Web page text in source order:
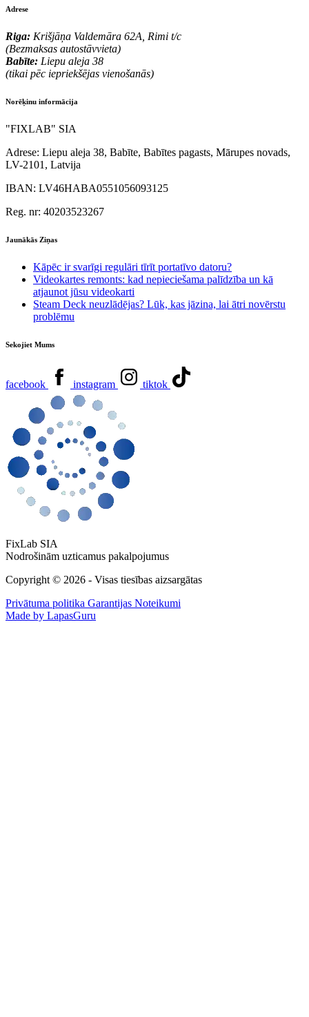
Adrese
Riga: Krišjāņa Valdemāra 62A, Rimi t/c
(Bezmaksas autostāvvieta)
Babīte: Liepu aleja 38
(tikai pēc iepriekšējas vienošanās)
Norēķinu informācija
"FIXLAB" SIA
Adrese: Liepu aleja 38, Babīte, Babītes pagasts, Mārupes novads,
LV-2101, Latvija
IBAN: LV46HABA0551056093125
Reg. nr: 40203523267
Jaunākās Ziņas
Kāpēc ir svarīgi regulāri tīrīt portatīvo datoru?
Videokartes remonts: kad nepieciešama palīdzība un kā
atjaunot jūsu videokarti
Steam Deck neuzlādējas? Lūk, kas jāzina, lai ātri novērstu
problēmu
Sekojiet Mums
facebook instagram tiktok
FixLab SIA
Nodrošinām uzticamus pakalpojumus
Copyright © 2026 - Visas tiesības aizsargātas
Privātuma politika Garantijas Noteikumi
Made by LapasGuru